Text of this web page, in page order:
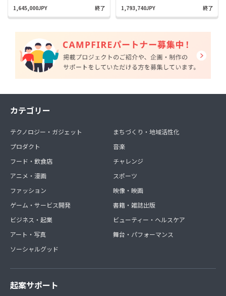
1,645,000JPY 終了 1,793,740JPY 終了
カテゴリー
テクノロジー・ガジェット
プロダクト
フード・飲食店
アニメ・漫画
ファッション
ゲーム・サービス開発
ビジネス・起業
アート・写真
ソーシャルグッド
まちづくり・地域活性化
音楽
チャレンジ
スポーツ
映像・映画
書籍・雑誌出版
ビューティー・ヘルスケア
舞台・パフォーマンス
起案サポート